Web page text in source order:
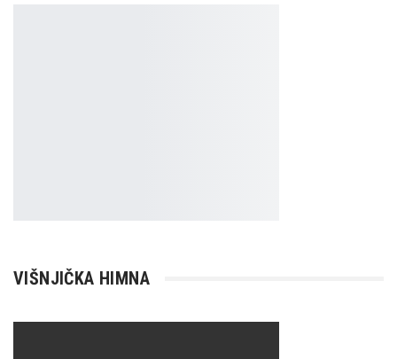
VIŠNJIČKA HIMNA